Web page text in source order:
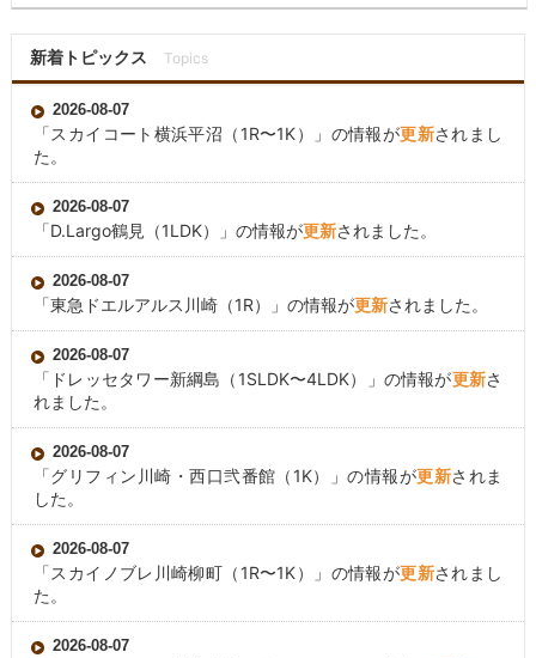
新着トピックス Topics
2026-08-07
「スカイコート横浜平沼 （1R〜1K）」の情報が更新されまし
た。
2026-08-07
「D.Largo鶴見（1LDK）」の情報が更新されました。
2026-08-07
「東急ドエルアルス川崎（1R）」の情報が更新されました。
2026-08-07
「 ドレッセタワー新綱島 （1SLDK〜4LDK）」の情報が更新さ
れました。
2026-08-07
「グリフィン川崎・西口弐番館 （1K）」の情報が更新されま
した。
2026-08-07
「スカイノブレ川崎柳町 （1R〜1K）」の情報が更新されまし
た。
2026-08-07